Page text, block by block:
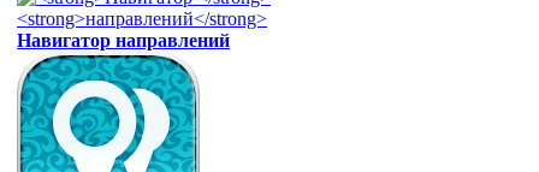
Навигатор направлений